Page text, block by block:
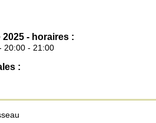
- horaires :
20:00 - 21:00
: